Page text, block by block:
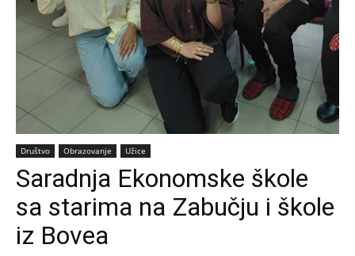
Društvo Obrazovanje Užice
Saradnja Ekonomske škole
sa starima na Zabučju i škole
iz Bovea